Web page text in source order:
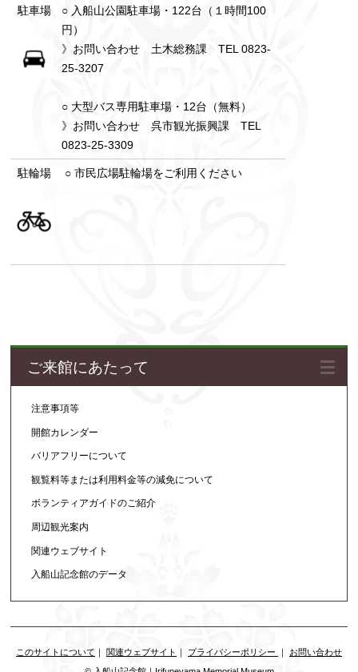
駐車場
○ 入船山公園駐車場・122台（１時間100
円）
》お問い合わせ 土木総務課 TEL 0823-
25-3207
○ 大型バス専用駐車場・12台（無料）
》お問い合わせ 呉市観光振興課 TEL
0823-25-3309
駐輪場 ○ 市民広場駐輪場をご利用ください
ご来館にあたって
注意事項等
開館カレンダー
バリアフリーについて
観覧料等または利用料金等の減免について
ボランティアガイドのご紹介
周辺観光案内
関連ウェブサイト
入船山記念館のデータ
このサイトについて 関連ウェブサイト プライバシーポリシー
お問い合わせ